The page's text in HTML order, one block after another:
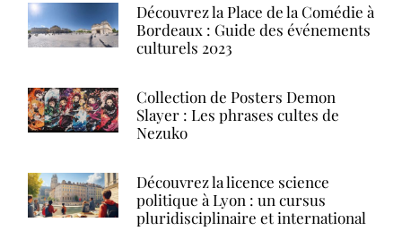
Découvrez la Place de la Comédie à
Bordeaux : Guide des événements
culturels 2023
Collection de Posters Demon
Slayer : Les phrases cultes de
Nezuko
Découvrez la licence science
politique à Lyon : un cursus
pluridisciplinaire et international